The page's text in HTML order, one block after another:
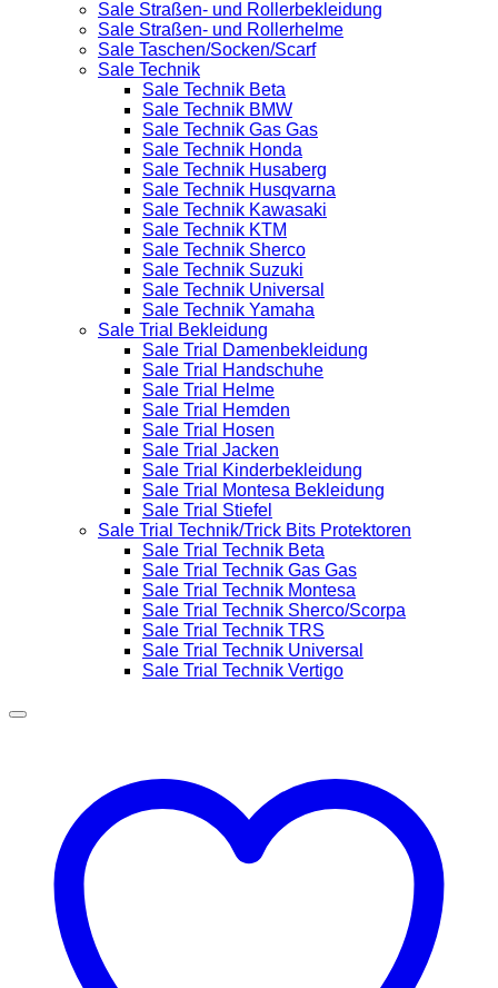
Sale Straßen- und Rollerbekleidung
Sale Straßen- und Rollerhelme
Sale Taschen/Socken/Scarf
Sale Technik
Sale Technik Beta
Sale Technik BMW
Sale Technik Gas Gas
Sale Technik Honda
Sale Technik Husaberg
Sale Technik Husqvarna
Sale Technik Kawasaki
Sale Technik KTM
Sale Technik Sherco
Sale Technik Suzuki
Sale Technik Universal
Sale Technik Yamaha
Sale Trial Bekleidung
Sale Trial Damenbekleidung
Sale Trial Handschuhe
Sale Trial Helme
Sale Trial Hemden
Sale Trial Hosen
Sale Trial Jacken
Sale Trial Kinderbekleidung
Sale Trial Montesa Bekleidung
Sale Trial Stiefel
Sale Trial Technik/Trick Bits Protektoren
Sale Trial Technik Beta
Sale Trial Technik Gas Gas
Sale Trial Technik Montesa
Sale Trial Technik Sherco/Scorpa
Sale Trial Technik TRS
Sale Trial Technik Universal
Sale Trial Technik Vertigo